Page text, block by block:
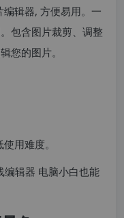
辑器, 方便易用。一
包含图片裁剪、调整
您的图片。
用难度。